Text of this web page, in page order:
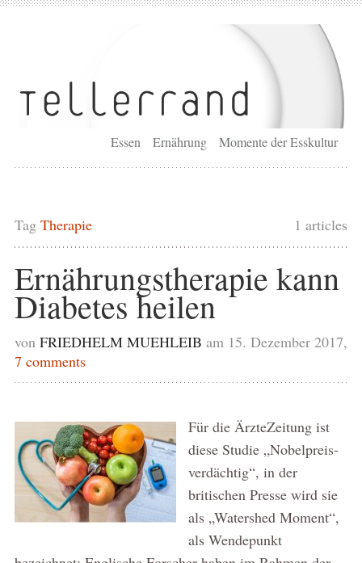
Essen Ernährung Momente der Esskultur
1 articles
Tag Therapie
Ernährungstherapie kann
Diabetes heilen
von FRIEDHELM MUEHLEIB am 15. Dezember 2017,
7 comments
Für die ÄrzteZeitung ist
diese Studie „Nobelpreis-
verdächtig“, in der
britischen Presse wird sie
als „Watershed Moment“,
als Wendepunkt